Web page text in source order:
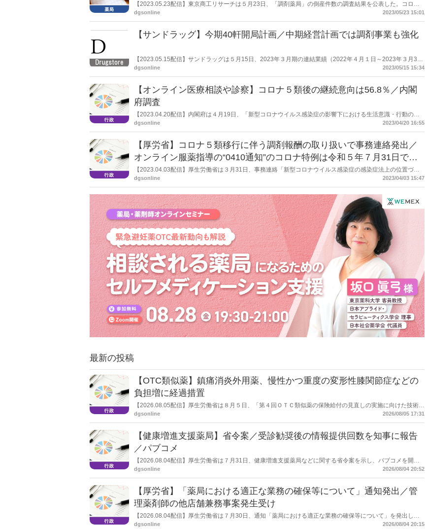
【2023.05.23配信】東京商工リサーチは５月23日、「調剤薬局」の倒産件数の調査結果を公表した。コロナ
禍で過去最多となる23件を記録した2021年度からは減少し2022年度は15件だった。同社は「今後はオンライ
dgsonline 2023/05/23 15:01
【サンドラッグ】今期40軒開局計画／中期経営計画では調剤事業も強化
【2023.05.15配信】サンドラッグは５月15日、2023年３月期の連結業績（2022年４月１日～2023年３月31
日）を公表した。2026年３月期に売上１兆円を目指す中期経営計画の中では調剤事業の強化も掲げる。終わ
dgsonline 2023/05/15 15:34
【オンライン医療相談や診察】コロナ５類後の継続意向は56.8％／内閣
府調査
【2023.04.20配信】内閣府は４月19日、「新型コロナウイルス感染症の影響下における生活意識・行動の変
化に関する調査」を公表した。これまでにも公表しているもので前回は2022年7月22日の公表。今回は「オン
dgsonline 2023/04/20 16:55
【厚労省】コロナ５類移行に伴う調剤報酬の取り扱いで事務連絡発出／
オンライン服薬指導の“0410通知”のコロナ特例は令和５年７月31日で終
了
【2023.04.03配信】厚生労働省は３月31日、事務連絡「新型コロナウイルス感染症の感染症法上の位置づけ
の変更に伴う新型コロナウイルス感染症に係る診療報酬上の臨時的な取扱いについて」を発出した。調剤報酬
いても「在宅患者緊急訪問薬剤管理指導料１」が算定できる内容。加えて、オンライン服薬指導については、
いわゆる“0410通知”の特例を令和５年７月 31 日をもって終了するとした。
dgsonline 2023/04/03 15:47
最新の投稿
【OTC類似薬】鎮痛消炎外用薬、慢性かつ重度の変形性膝関節症などの
負担増に経過措置
【2026.08.05配信】厚生労働省は８月５日、「第４回ＯＴＣ類似薬の保険給付の見直しの実施に向けた技術的
検討会」を開催。「中間とりまとめ（案）」を提示し了承した。今後、社会保障審議会医療保険部会等に報告
dgsonline 2026/08/05 17:31
【健康増進支援薬局】省令案／受診勧奨後の情報提供回数を知事に報告
／パブコメ
【2026.08.04配信】厚生労働省は７月31日、健康増進支援薬局などに関する省令案を示し、パブコメを開始
した。受診勧奨を行った後に、当該医療機関や連携機関に対して、利用者の相談内容や薬剤及び医薬品に関す
dgsonline 2026/08/04 20:52
【厚労省】「薬局における適正な業務の確保等について」通知発出／管
理薬剤師の他店舗兼務事案発生受け
【2026.08.04配信】厚生労働省は７月30日、通知「薬局における適正な業務の確保等について」を発出し
た。
dgsonline 2026/08/04 20:15